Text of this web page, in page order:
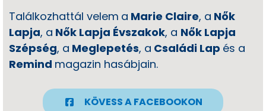
Találkozhattál velem a Marie Claire, a Nők
Lapja, a Nők Lapja Évszakok, a Nők Lapja
Szépség, a Meglepetés, a Családi Lap és a
Remind magazin hasábjain.
KÖVESS A FACEBOOKON